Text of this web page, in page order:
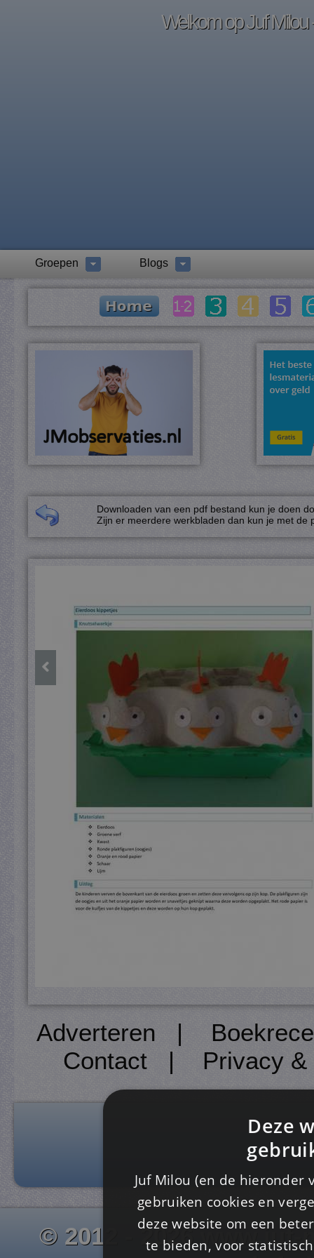
Welkom op Juf Milou
Groepen Blogs
Downloaden van een pdf bestand kun je doen
Zijn er meerdere werkbladen dan kun je met de
Adverteren |
Contact| Privacy
© 2012 - 2026
Deze
Juf Milou (en de
gebruiken cookies en
deze website om een
te bieden, voor